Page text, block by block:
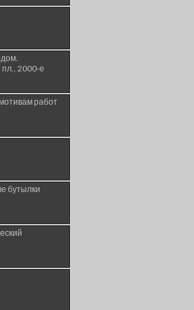
2000-е
работ
бутылки